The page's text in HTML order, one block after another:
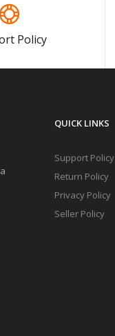
Policy
QUICK LINKS
Support Policy
Return Policy
Privacy Policy
Seller Policy